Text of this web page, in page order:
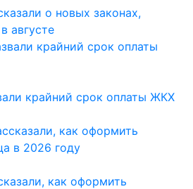
о новых законах,
августе
крайний срок оплаты ЖКХ
как оформить